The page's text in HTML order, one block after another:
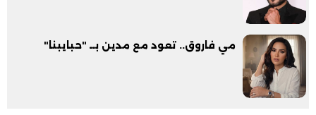
مي فاروق.. تعود مع مدين بــ "حبايبنا"